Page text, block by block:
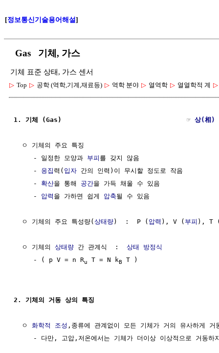
[정보통신기술용어해설]
Gas 기체, 가스
기체 표준 상태, 가스 센서
▷ Top ▷ 공학 (역학,기계,재료등) ▷ 역학 분야 ▷ 열역학 ▷ 열열학적 계 ▷
1. 기체 (Gas)                                ☞ 상(相)
  ㅇ 기체의 주요 특징
     - 일정한 모양과
부피 를 갖지 않음
     -
응집 력( 입자 간의 인력)이 무시할 정도로 작음
     -
확산을 통해 공간을 가득 채울 수 있음
     -
압력 을 가하면 쉽게 압축될 수 있음
  ㅇ 기체의 주요 특성량(
상태량)  :  P ( 압력 ), V ( 부피 ), T
  ㅇ 기체의
상태량 간 관계식  : 상태 방정식
     - ( p V = n R
u T = N kB T )
2. 기체의 거동 상의 특징
  ㅇ
화학적 조성 ,종류에 관계없이 모든 기체가 거의 유사하게 거
- 다만, 고압,저온에서는 기체가 더이상 이상적으로 거동하